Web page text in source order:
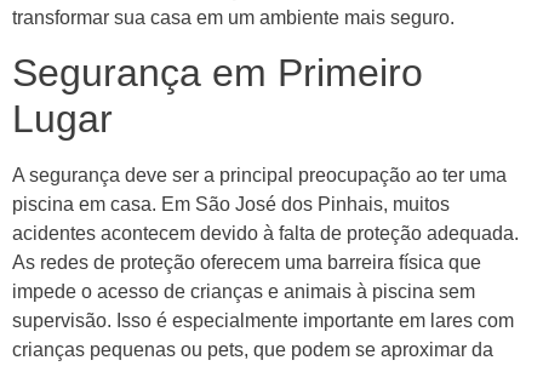
transformar sua casa em um ambiente mais seguro.
Segurança em Primeiro
Lugar
A segurança deve ser a principal preocupação ao ter uma
piscina em casa. Em São José dos Pinhais, muitos
acidentes acontecem devido à falta de proteção adequada.
As redes de proteção oferecem uma barreira física que
impede o acesso de crianças e animais à piscina sem
supervisão. Isso é especialmente importante em lares com
crianças pequenas ou pets, que podem se aproximar da